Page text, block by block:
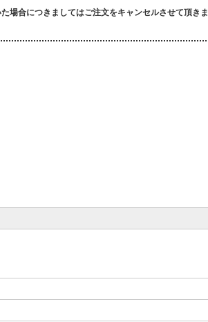
場合につきましてはご注文をキャンセルさせて頂きま